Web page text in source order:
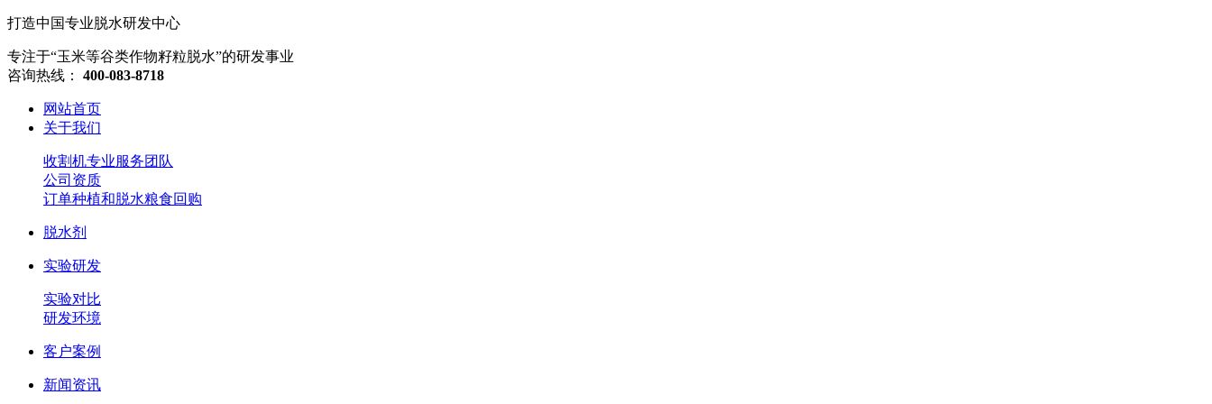
打造中国专业脱水研发中心
专注于“玉米等谷类作物籽粒脱水”的研发事业
咨询热线： 400-083-8718
网站首页
关于我们
收割机专业服务团队
公司资质
订单种植和脱水粮食回购
脱水剂
实验研发
实验对比
研发环境
客户案例
新闻资讯